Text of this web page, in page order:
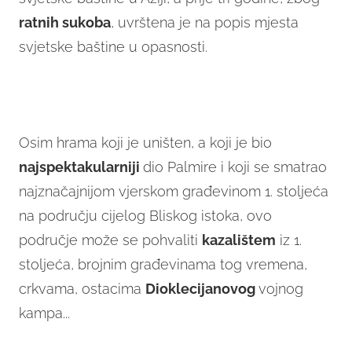
ratnih sukoba, uvrštena je na popis mjesta
svjetske baštine u opasnosti.
Osim hrama koji je uništen, a koji je bio
najspektakularniji dio Palmire i koji se smatrao
najznačajnijom vjerskom građevinom 1. stoljeća
na području cijelog Bliskog istoka, ovo
područje može se pohvaliti kazalištem iz 1.
stoljeća, brojnim građevinama tog vremena,
crkvama, ostacima Dioklecijanovogvojnog
kampa...